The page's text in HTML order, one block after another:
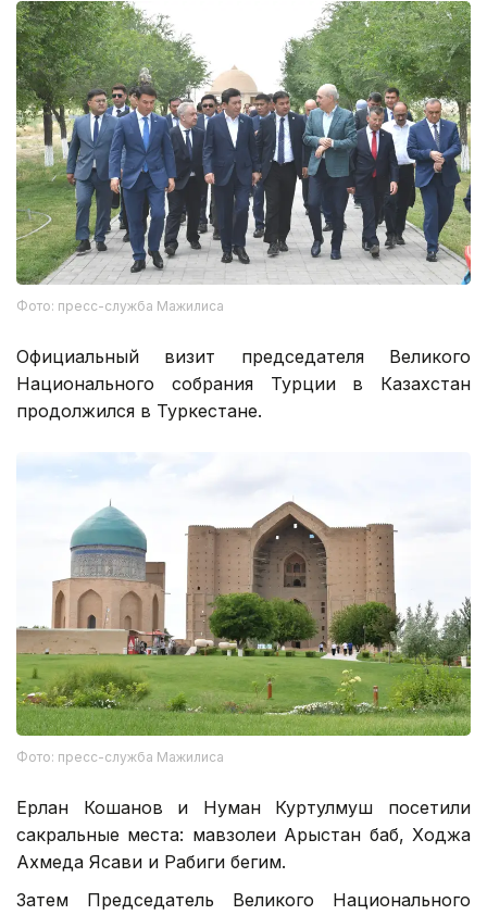
Фото: пресс-служба Мажилиса
Официальный визит председателя Великого
Национального собрания Турции в Казахстан
продолжился в Туркестане.
Фото: пресс-служба Мажилиса
Ерлан Кошанов и Нуман Куртулмуш посетили
сакральные места: мавзолеи Арыстан баб, Ходжа
Ахмеда Ясави и Рабиги бегим.
Затем Председатель Великого Национального